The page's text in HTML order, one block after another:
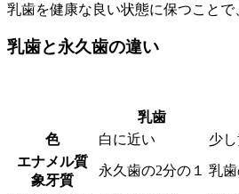
乳歯を健康な良い状態に保つこと
乳歯と永久歯の違い
乳歯
色
白に近い
少
エナメル質
象牙質
永久歯の2分の１ 乳